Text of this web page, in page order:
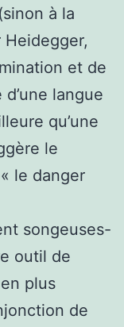
à la
et de
langue
qu’une
le
le danger
songeuses-
outil de
plus
de